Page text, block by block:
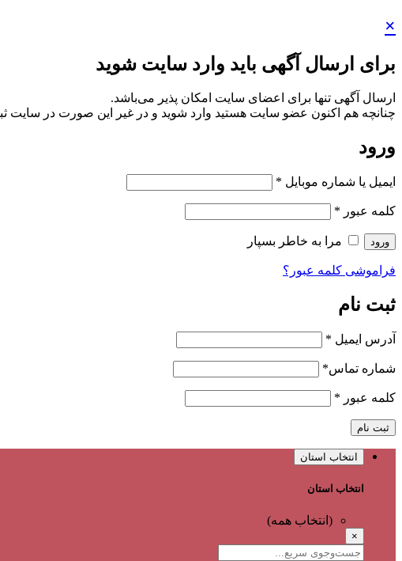
×
برای ارسال آگهی باید وارد سایت شوید
ارسال آگهی تنها برای اعضای سایت امکان پذیر می‌باشد.
چنانچه هم‌ اکنون عضو سایت هستید وارد شوید و در غیر این صورت در سایت
ورود
ایمیل یا شماره موبایل *
کلمه عبور *
ورود مرا به خاطر بسپار
فراموشی کلمه عبور؟
ثبت نام
آدرس ایمیل *
شماره تماس*
کلمه عبور *
ثبت نام
انتخاب استان
انتخاب استان
(انتخاب همه)
×